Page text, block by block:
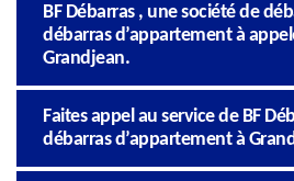
BF Débarras , une société de
débarras d’appartement à
Grandjean.
Faites appel au service de BF
débarras d’appartement à